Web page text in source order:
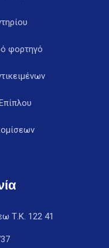
φορτηγό
Τ.Κ. 122 41